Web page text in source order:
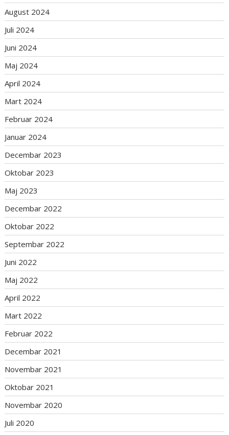
August 2024
Juli 2024
Juni 2024
Maj 2024
April 2024
Mart 2024
Februar 2024
Januar 2024
Decembar 2023
Oktobar 2023
Maj 2023
Decembar 2022
Oktobar 2022
Septembar 2022
Juni 2022
Maj 2022
April 2022
Mart 2022
Februar 2022
Decembar 2021
Novembar 2021
Oktobar 2021
Novembar 2020
Juli 2020